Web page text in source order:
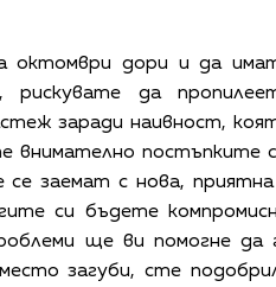
октомври дори и да
да
заради наивност,
внимателно постъпките
заемат с нова,
си бъдете
ще ви помогне да
загуби, сте